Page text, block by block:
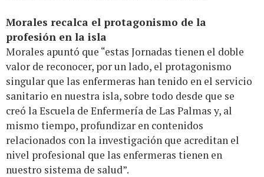
Morales recalca el protagonismo de la
profesión en la isla
Morales apuntó que “estas Jornadas tienen el doble
valor de reconocer, por un lado, el protagonismo
singular que las enfermeras han tenido en el servicio
sanitario en nuestra isla, sobre todo desde que se
creó la Escuela de Enfermería de Las Palmas y, al
mismo tiempo, profundizar en contenidos
relacionados con la investigación que acreditan el
nivel profesional que las enfermeras tienen en
nuestro sistema de salud”.